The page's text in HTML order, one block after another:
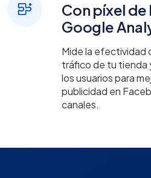
Con píxel
Google
Mide la efectividad
tráfico de tu tienda
los usuarios para
publicidad en
canales.